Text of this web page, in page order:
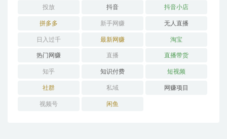
投放 抖音 抖音小店
拼多多 新手网赚 无人直播
日入过千 最新网赚 淘宝
热门网赚 直播 直播带货
知乎 知识付费 短视频
社群 私域 网赚项目
视频号 闲鱼